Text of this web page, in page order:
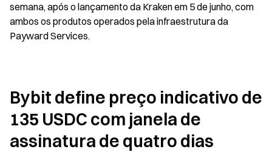
semana, após o lançamento da Kraken em 5 de junho, com
ambos os produtos operados pela infraestrutura da
Payward Services.
Bybit define preço indicativo de
135 USDC com janela de
assinatura de quatro dias